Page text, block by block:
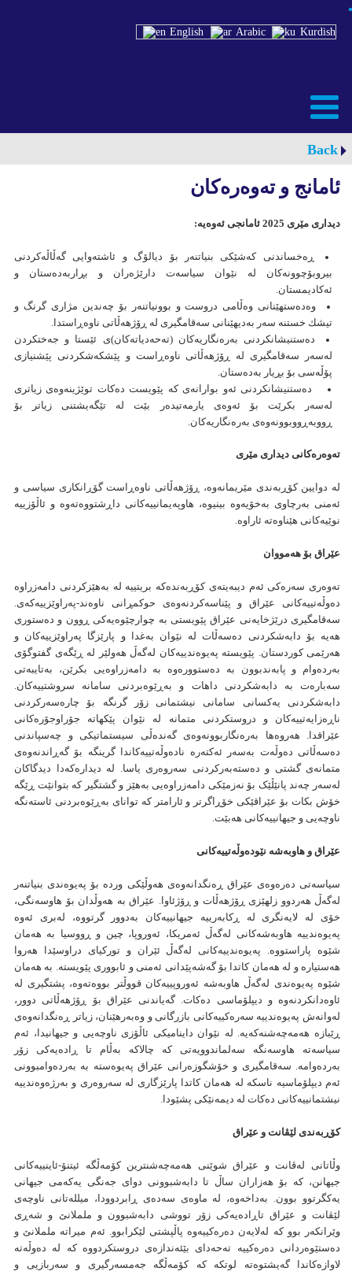
English Arabic Kurdish
Back
ئامانج و تەوەرەکان
دیداری مێری 2025 ئامانجی ئەوەیە:
ڕەخساندنی کەشێکی بنیاتنەر بۆ دیالۆگ و ئاشتەوایی گەڵاڵەکردنی
بيروبۆچوونەکان لە نێوان سياسەت دارێژەران و بڕاربەدەستان و
ئەکاديمستان.
وەدەستهێنانی وەڵامی دروست و بوونياتنەر بۆ چەندین مژاری گرنگ و
تيشك خستنە سەر بەدیهێنانی سەقامگیری لە ڕۆژهەڵاتی ناوەڕاستدا.
دەستنیشانکردنی بەرەنگاریەکان (تەحەدیاتەکان)ی ئێستا و جەختکردن
لەسەر سەقامگیری لە ڕۆژهەڵاتی ناوەڕاست و پێشکەشکردنی پێشنیازی
پۆڵەسی بۆ بڕیار بەدەستان.
دەستنیشانکردنی ئەو بوارانەی کە پێویست دەکات توێژینەوەی زیاتری
لەسەر بکرێت بۆ ئەوەی یارمەتیدەر بێت لە تێگەیشتنی زیاتر بۆ
ڕووبەڕووبوونەوەی بەرەنگاریەکان.
تەوەرەکانی دیداری مێری
لە دوایین کۆڕبەندی مێریمانەوە، ڕۆژهەڵاتی ناوەڕاست گۆڕانکاری سیاسی و
ئەمنی بەرچاوی بەخۆیەوە بینیوە، هاوپەیمانییەکانی داڕشتووەتەوە و ئاڵۆزییە
نوێیەکانی هێناوەتە ئاراوە.
عێراق بۆ هەمووان
تەوەری سەرەکی ئەم دیبەیتەی کۆڕبەندەکە بریتییە لە بەهێزکردنی دامەزراوە
دەوڵەتییەکانی عێراق و پێناسەکردنەوەی حوکمڕانی ناوەند-پەراوێزییەکەی.
سەقامگیری درێژخایەنی عێراق پێویستی بە چوارچێوەیەکی ڕوون و دەستوری
هەیە بۆ دابەشکردنی دەسەڵات لە نێوان بەغدا و پارێزگا پەراوێزییەکان و
هەرێمی کوردستان. پێویستە پەیوەندییەکان لەگەڵ هەولێر لە ڕێگەی گفتوگۆی
بەردەوام و پابەندبوون بە دەستوورەوە بە دامەزراوەیی بکرێن، بەتایبەتی
سەبارەت بە دابەشکردنی داهات و بەڕێوەبردنی سامانە سروشتییەکان.
دابەشکردنی یەکسانی سامانی نیشتمانی زۆر گرنگە بۆ چارەسەرکردنی
ناڕەزایەتییەکان و دروستکردنی متمانە لە نێوان پێکهاتە جۆراوجۆرەکانی
عێراقدا. هەروەها بەرەنگاربوونەوەی گەندەڵی سیستماتیکی و چەسپاندنی
دەسەڵاتی دەوڵەت بەسەر ئەکتەرە نادەوڵەتییەکاندا گرینگە بۆ گەڕاندنەوەی
متمانەی گشتی و دەستەبەرکردنی سەروەری یاسا. لە دیدارەكەدا دیدگاکان
لەسەر چەند پانێڵێک بۆ نەزمێکی دامەزراوەیی بەهێز و گشتگیر کە بتوانێت ڕێگە
خۆش بکات بۆ عێراقێکی خۆڕاگرتر و ئارامتر کە توانای بەڕێوەبردنی ئاستەنگە
ناوچەیی و جیهانییەکانی هەبێت.
عێراق و هاوبەشە نێودەوڵەتییەکانی
سیاسەتی دەرەوەی عێراق ڕەنگدانەوەی هەوڵێکی وردە بۆ پەیوەندی بنیاتنەر
لەگەڵ هەردوو زلهێزی ڕۆژهەڵات و ڕۆژئاوا. عێراق بە هەوڵدان بۆ هاوسەنگی،
خۆی لە لایەنگری لە ڕکابەرییە جیهانییەکان بەدوور گرتووە، لەبری ئەوە
پەیوەندییە هاوبەشەکانی لەگەڵ ئەمریکا، ئەوروپا، چین و ڕووسیا بە هەمان
شێوە پاراستووە. پەیوەندییەکانی لەگەڵ ئێران و تورکیای دراوسێدا هەروا
هەستیارە و لە هەمان کاتدا بۆ گەشەپێدانی ئەمنی و ئابووری پێویستە. بە هەمان
شێوە پەیوەندی لەگەڵ هاوبەشە ئەوروپییەکان قووڵتر بووەتەوە، پشتگیری لە
ئاوەدانکردنەوە و دیپلۆماسی دەکات. گەیاندنی عێراق بۆ ڕۆژهەڵاتی دوور،
لەوانەش پەیوەندییە سەرەکییەکانی بازرگانی و وەبەرهێنان، زیاتر ڕەنگدانەوەی
ڕێبازە هەمەچەشنەکەیە. لە نێوان داینامیکی ئاڵۆزی ناوچەیی و جیهانیدا، ئەم
سیاسەتە هاوسەنگە سەلماندوویەتی کە چالاکە بەڵام تا ڕادەیەکی زۆر
بەردەوامە. سەقامگیری و خۆشگوزەرانی عێراق پەیوەستە بە بەردەوامبوونی
ئەم دیپلۆماسیە ناسکە لە هەمان کاتدا پارێزگاری لە سەروەری و بەرژەوەندییە
نیشتمانییەکانی دەکات لە دیمەنێکی پشێودا.
كۆڕبەندی لێڤانت و عێراق
وڵاتانی لەڤانت و عێراق شوێنی هەمەچەشنترین کۆمەڵگە ئیتنۆ-ئاینییەکانی
جیهانن، کە بۆ هەزاران ساڵ تا دابەشبوونی دوای جەنگی یەکەمی جیهانی
یەکگرتوو بوون. بەداخەوە، لە ماوەی سەدەی ڕابردوودا، میللەتانی ناوچەی
لێڤانت و عێراق تاڕادەیەکی زۆر تووشی دابەشبوون و ململانێ و شەڕی
وێرانکەر بوو کە لەلایەن دەرەکییەوە پاڵپشتی لێکرابوو. ئەم میراتە ململانێ و
دەستێوەردانی دەرەکییە تەحەدای بێئەندازەی دروستکردووە کە لە دەوڵەتە
لاوازەکاندا گەیشتوەتە لوتکە کە کۆمەڵگە جەمسەرگیری و سەربازیی و